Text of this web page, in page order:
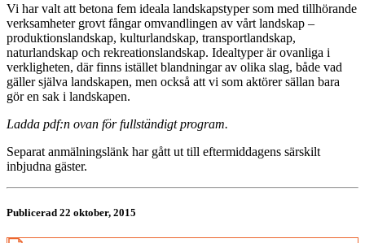
Vi har valt att betona fem ideala landskapstyper som med tillhörande
verksamheter grovt fångar omvandlingen av vårt landskap –
produktionslandskap, kulturlandskap, transportlandskap,
naturlandskap och rekreationslandskap. Idealtyper är ovanliga i
verkligheten, där finns istället blandningar av olika slag, både vad
gäller själva landskapen, men också att vi som aktörer sällan bara
gör en sak i landskapen.
Ladda pdf:n ovan för fullständigt program.
Separat anmälningslänk har gått ut till eftermiddagens särskilt
inbjudna gäster.
Publicerad 22 oktober, 2015